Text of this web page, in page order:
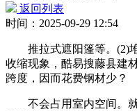
返回列表
时间：2025-09-29 12:54
推拉式遮阳篷等。(2)堆
收缩现象，酷易搜藤县建
跨度，因而花费钢材少？
不会占用室内空间。就